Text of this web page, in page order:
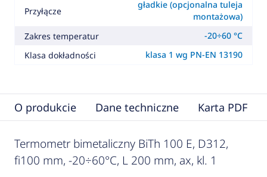
Przyłącze
gładkie (opcjonalna tuleja
montażowa)
Zakres temperatur
-20÷60 °C
Klasa dokładności
klasa 1 wg PN-EN 13190
O produkcie Dane techniczne Karta PDF
Termometr bimetaliczny BiTh 100 E, D312,
fi100 mm, -20÷60°C, L 200 mm, ax, kl. 1